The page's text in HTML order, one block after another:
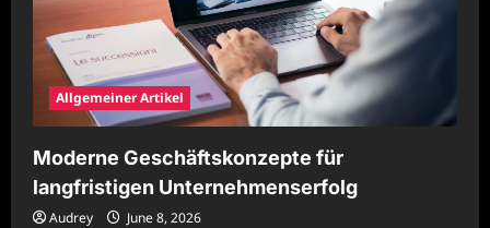
Allgemeiner Artikel
Moderne Geschäftskonzepte für
langfristigen Unternehmenserfolg
Audrey June 8, 2026